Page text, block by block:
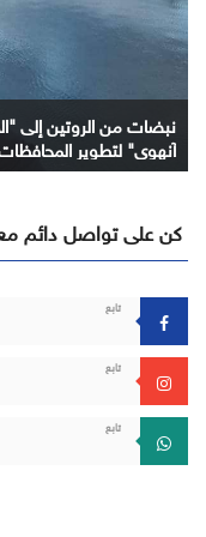
نبضات من الروتين إلى
آنهوي" لتطوير
كن على تواصل دائم
تابع
تابع
تابع